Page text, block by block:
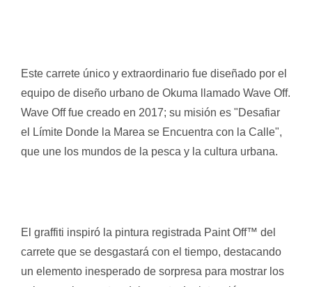
Este carrete único y extraordinario fue diseñado por el
equipo de diseño urbano de Okuma llamado Wave Off.
Wave Off fue creado en 2017; su misión es "Desafiar
el Límite Donde la Marea se Encuentra con la Calle",
que une los mundos de la pesca y la cultura urbana.
El graffiti inspiró la pintura registrada Paint Off™ del
carrete que se desgastará con el tiempo, destacando
un elemento inesperado de sorpresa para mostrar los